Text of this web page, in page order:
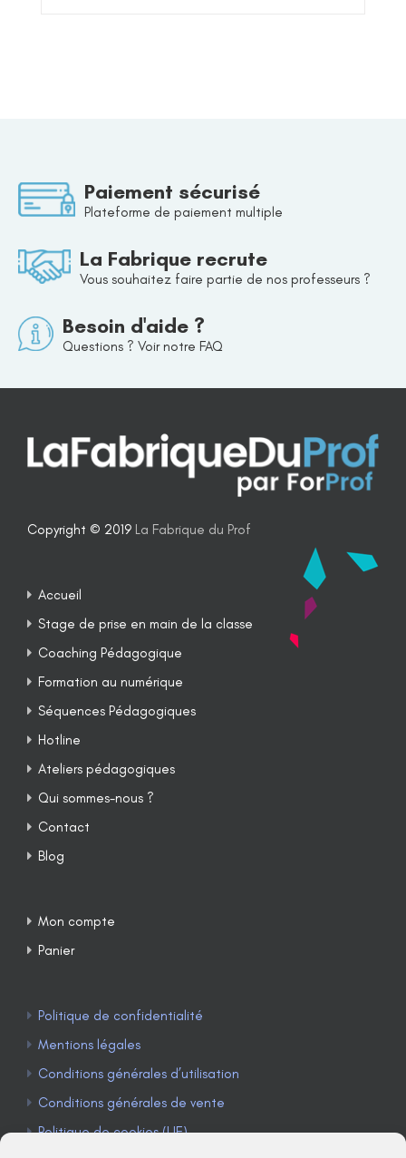
Paiement sécurisé
Plateforme de paiement multiple
La Fabrique recrute
Vous souhaitez faire partie de nos professeurs ?
Besoin d'aide ?
Questions ? Voir notre FAQ
Copyright © 2019 La Fabrique du Prof
Accueil
Stage de prise en main de la classe
Coaching Pédagogique
Formation au numérique
Séquences Pédagogiques
Hotline
Ateliers pédagogiques
Qui sommes-nous ?
Contact
Blog
Mon compte
Panier
Politique de confidentialité
Mentions légales
Conditions générales d’utilisation
Conditions générales de vente
Politique de cookies (UE)